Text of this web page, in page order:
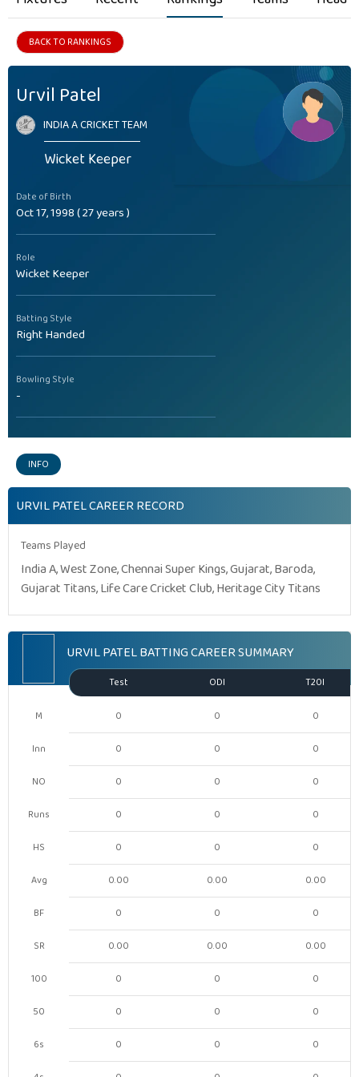
BACK TO RANKINGS
Urvil Patel
INDIA A CRICKET TEAM
Wicket Keeper
Date of Birth
Oct 17, 1998 ( 27 years )
Role
Wicket Keeper
Batting Style
Right Handed
Bowling Style
-
INFO
URVIL PATEL CAREER RECORD
Teams Played
India A, West Zone, Chennai Super Kings, Gujarat, Baroda,
Gujarat Titans, Life Care Cricket Club, Heritage City Titans
URVIL PATEL BATTING CAREER SUMMARY
M
Inn
NO
Runs
HS
Avg
BF
SR
100
50
6s
Test ODI T20I
0 0 0
0 0 0
0 0 0
0 0 0
0 0 0
0.00 0.00 0.00
0 0 0
0.00 0.00 0.00
0 0 0
0 0 0
0 0 0